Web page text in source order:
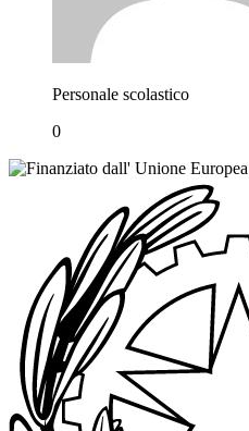
Personale scolastico
0